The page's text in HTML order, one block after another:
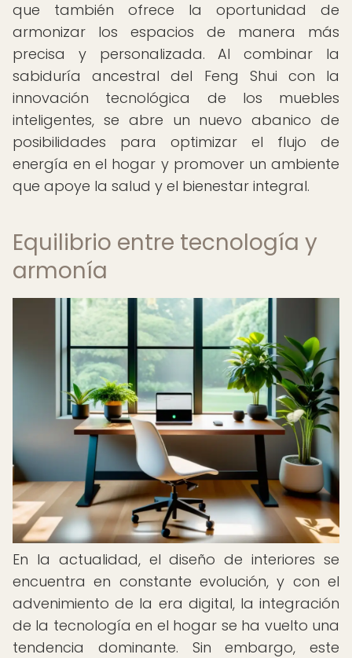
que también ofrece la oportunidad de
armonizar los espacios de manera más
precisa y personalizada. Al combinar la
sabiduría ancestral del Feng Shui con la
innovación tecnológica de los muebles
inteligentes, se abre un nuevo abanico de
posibilidades para optimizar el flujo de
energía en el hogar y promover un ambiente
que apoye la salud y el bienestar integral.
Equilibrio entre tecnología y
armonía
En la actualidad, el diseño de interiores se
encuentra en constante evolución, y con el
advenimiento de la era digital, la integración
de la tecnología en el hogar se ha vuelto una
tendencia dominante. Sin embargo, este